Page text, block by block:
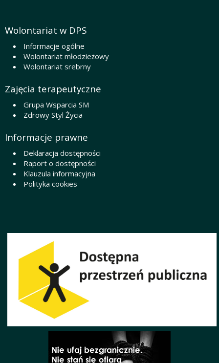
Wolontariat w DPS
Informacje ogólne
Wolontariat młodzieżowy
Wolontariat srebrny
Zajęcia terapeutyczne
Grupa Wsparcia SM
Zdrowy Styl Życia
Informacje prawne
Deklaracja dostępności
Raport o dostępności
Klauzula informacyjna
Polityka cookies